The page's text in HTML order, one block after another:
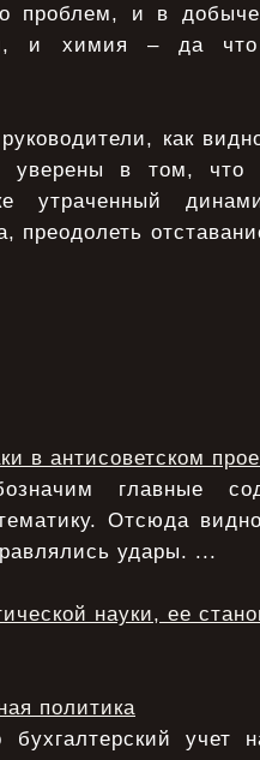
проблем, и в
и химия – да
как
уверены в том, что
утраченный
преодолеть
в антисоветском
главные
Отсюда
удары. ...
науки, ее
политика
бухгалтерский учет